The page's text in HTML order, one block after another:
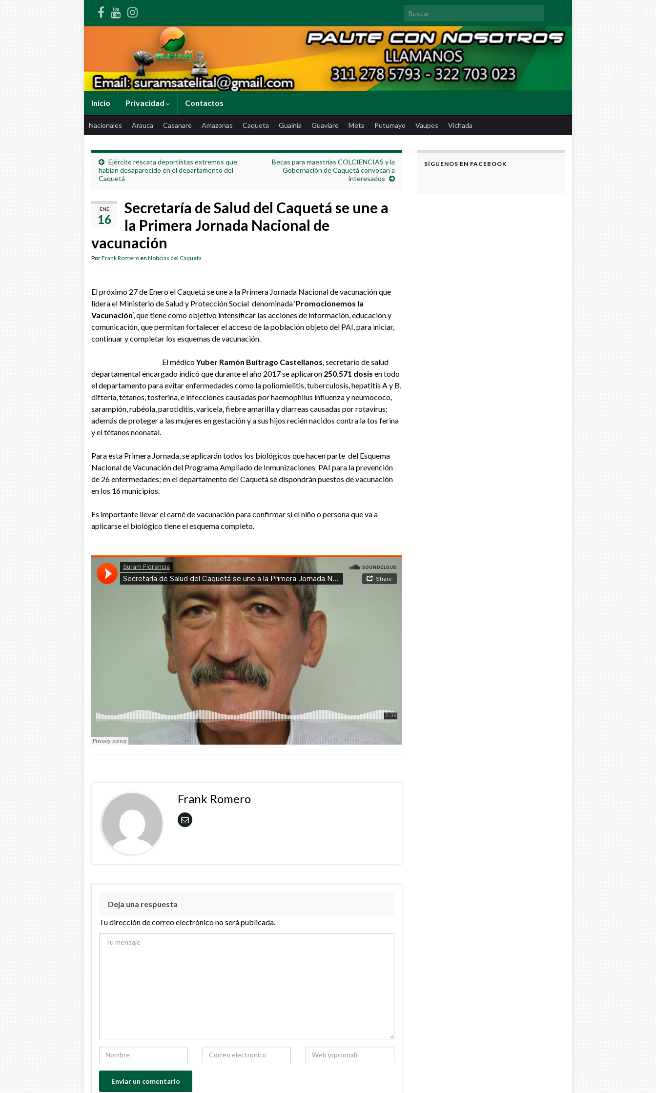
Search for:
Inicio Privacidad Contactos
Nacionales Arauca Casanare Amazonas Caqueta Guainia Guaviare Meta Putumayo Vaupes Vichada
Ejército rescata deportistas extremos que
habían desaparecido en el departamento del
Caquetá
Becas para maestrías COLCIENCIAS y la
Gobernación de Caquetá convocan a
interesados
ENE
16
Secretaría de Salud del Caquetá se une a
la Primera Jornada Nacional de
vacunación
PorFrank Romero en Noticias del Caqueta
El próximo 27 de Enero el Caquetá se une a la Primera Jornada Nacional de vacunación que
lidera el Ministerio de Salud y Protección Social denominada ‘Promocionemos la
Vacunación‘, que tiene como objetivo intensificar las acciones de información, educación y
comunicación, que permitan fortalecer el acceso de la población objeto del PAI, para iniciar,
continuar y completar los esquemas de vacunación.
El médicoYuber Ramón Buitrago Castellanos, secretario de salud
departamental encargado indicó que durante el año 2017 se aplicaron 250.571 dosis en todo
el departamento para evitar enfermedades como la poliomielitis, tuberculosis, hepatitis A y B,
difteria, tétanos, tosferina, e infecciones causadas por haemophilus influenza y neumococo,
sarampión, rubéola, parotiditis, varicela, fiebre amarilla y diarreas causadas por rotavirus;
además de proteger a las mujeres en gestación y a sus hijos recién nacidos contra la tos ferina
y el tétanos neonatal.
Para esta Primera Jornada, se aplicarán todos los biológicos que hacen parte del Esquema
Nacional de Vacunación del Programa Ampliado de Inmunizaciones PAI para la prevención
de 26 enfermedades; en el departamento del Caquetá se dispondrán puestos de vacunación
en los 16 municipios.
Es importante llevar el carné de vacunación para confirmar si el niño o persona que va a
aplicarse el biológico tiene el esquema completo.
Frank Romero
Deja una respuesta
Tu dirección de correo electrónico no será publicada.
SÍGUENOS EN FACEBOOK